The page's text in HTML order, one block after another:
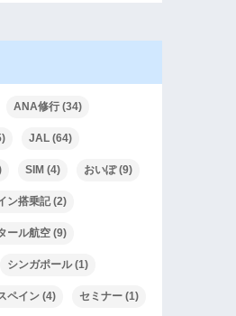
ANA修行 (34)
JAL (64)
SIM (4) おいぽ(9)
ン搭乗記(2)
ール航空 (9)
シンガポール(1)
ペイン (4) セミナー (1)